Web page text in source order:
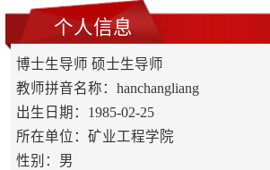
个人信息
博士生导师 硕士生导师
教师拼音名称：hanchangliang
出生日期：1985-02-25
所在单位：矿业工程学院
性别：男